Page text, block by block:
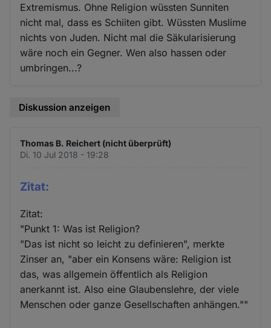
Extremismus. Ohne Religion wüssten Sunniten
nicht mal, dass es Schiiten gibt. Wüssten Muslime
nichts von Juden. Nicht mal die Säkularisierung
wäre noch ein Gegner. Wen also hassen oder
umbringen...?
Diskussion anzeigen
Thomas B. Reichert (nicht überprüft)
Di. 10 Jul 2018 - 19:28
Zitat:
Zitat:
"Punkt 1: Was ist Religion?
"Das ist nicht so leicht zu definieren", merkte
Zinser an, "aber ein Konsens wäre: Religion ist
das, was allgemein öffentlich als Religion
anerkannt ist. Also eine Glaubenslehre, der viele
Menschen oder ganze Gesellschaften anhängen.""